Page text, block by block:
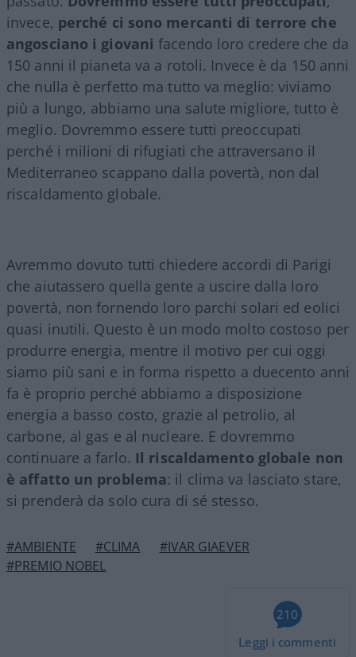
invece, perché ci sono mercanti di terrore che
angosciano i giovani facendo loro credere che da
150 anni il pianeta va a rotoli. Invece è da 150 anni
che nulla è perfetto ma tutto va meglio: viviamo
più a lungo, abbiamo una salute migliore, tutto è
meglio. Dovremmo essere tutti preoccupati
perché i milioni di rifugiati che attraversano il
Mediterraneo scappano dalla povertà, non dal
riscaldamento globale.
Avremmo dovuto tutti chiedere accordi di Parigi
che aiutassero quella gente a uscire dalla loro
povertà, non fornendo loro parchi solari ed eolici
quasi inutili. Questo è un modo molto costoso per
produrre energia, mentre il motivo per cui oggi
siamo più sani e in forma rispetto a duecento anni
fa è proprio perché abbiamo a disposizione
energia a basso costo, grazie al petrolio, al
carbone, al gas e al nucleare. E dovremmo
continuare a farlo. Il riscaldamento globale non
è affatto un problema: il clima va lasciato stare,
si prenderà da solo cura di sé stesso.
#AMBIENTE #CLIMA
#IVAR GIAEVER
#PREMIO NOBEL
210
Leggi i commenti